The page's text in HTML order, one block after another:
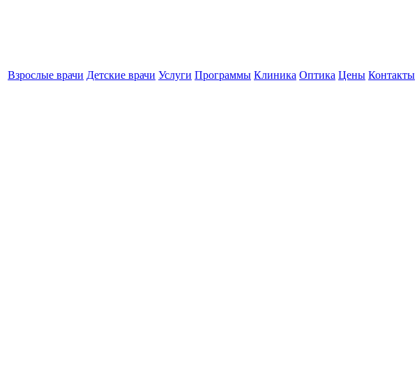
Взрослые врачи Детские врачи Услуги Программы Клиника Оптика Цены Контакты